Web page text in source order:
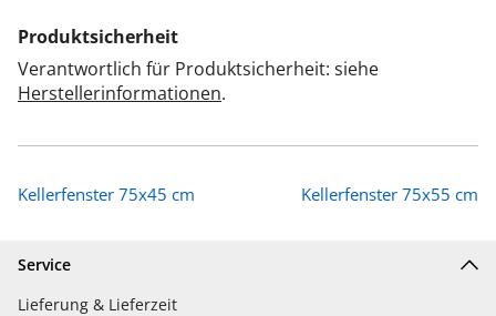
Produktsicherheit
Verantwortlich für Produktsicherheit: siehe
Herstellerinformationen.
Kellerfenster 75x45 cm Kellerfenster 75x55 cm
Service
Lieferung & Lieferzeit